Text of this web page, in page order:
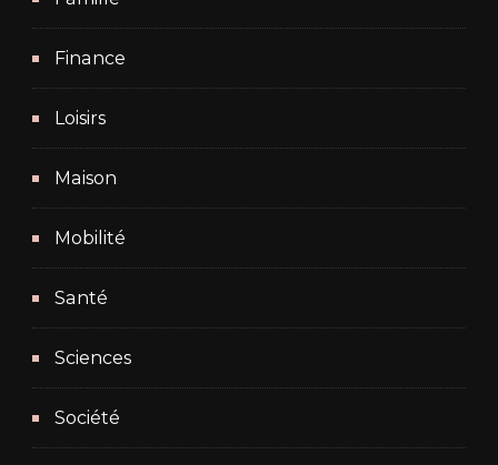
Finance
Loisirs
Maison
Mobilité
Santé
Sciences
Société